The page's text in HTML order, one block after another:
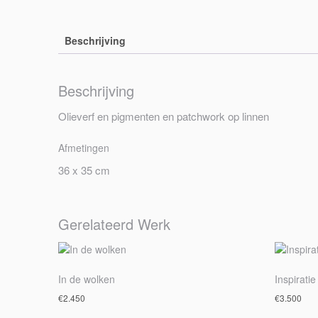
Beschrijving
Beschrijving
Olieverf en pigmenten en patchwork op linnen
Afmetingen
36 x 35 cm
Gerelateerd Werk
In de wolken
€2.450
Inspiratie
€3.500